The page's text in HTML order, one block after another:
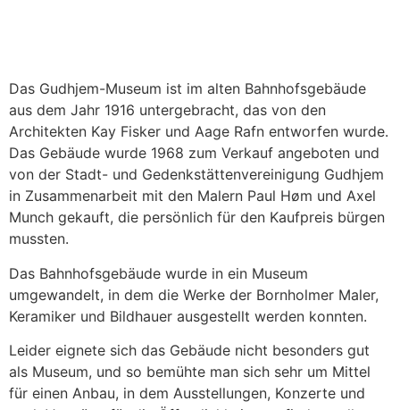
Das Gudhjem-Museum ist im alten Bahnhofsgebäude
aus dem Jahr 1916 untergebracht, das von den
Architekten Kay Fisker und Aage Rafn entworfen wurde.
Das Gebäude wurde 1968 zum Verkauf angeboten und
von der Stadt- und Gedenkstättenvereinigung Gudhjem
in Zusammenarbeit mit den Malern Paul Høm und Axel
Munch gekauft, die persönlich für den Kaufpreis bürgen
mussten.
Das Bahnhofsgebäude wurde in ein Museum
umgewandelt, in dem die Werke der Bornholmer Maler,
Keramiker und Bildhauer ausgestellt werden konnten.
Leider eignete sich das Gebäude nicht besonders gut
als Museum, und so bemühte man sich sehr um Mittel
für einen Anbau, in dem Ausstellungen, Konzerte und